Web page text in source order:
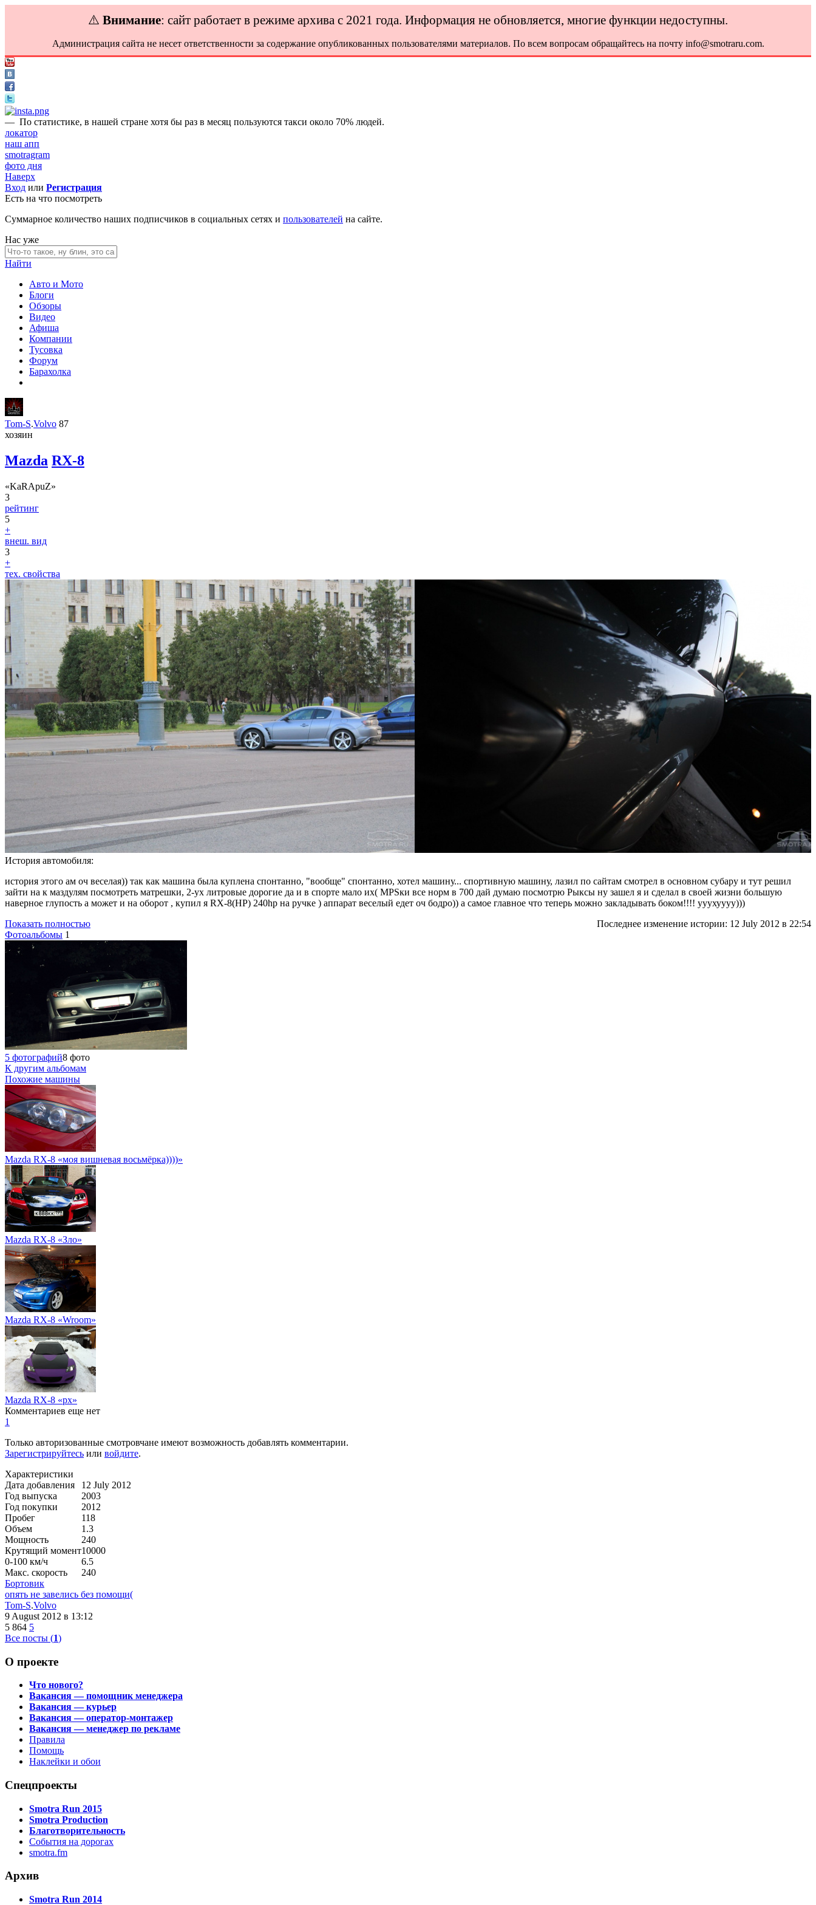
⚠️ Внимание: сайт работает в режиме архива с 2021 года. Информация не обновляется, многие функции недоступны.
Администрация сайта не несет ответственности за содержание опубликованных пользователями материалов. По всем вопросам обращайтесь на почту info@smotraru.com.
— По статистике, в нашей стране хотя бы раз в месяц пользуются такси около 70% людей.
локатор
наш апп
smotragram
фото дня
Наверх
Вход или Регистрация
Есть на что посмотреть
Суммарное количество наших подписчиков в социальных сетях и пользователей на сайте.
Нас уже
Найти
Авто и Мото
Блоги
Обзоры
Видео
Афиша
Компании
Тусовка
Форум
Барахолка
Tom-S.Volvo 87
хозяин
Mazda RX-8
«KaRApuZ»
3
рейтинг
5
+
внеш. вид
3
+
тех. свойства
История автомобиля:
история этого ам оч веселая)) так как машина была куплена спонтанно, "вообще" спонтанно, хотел машину... спортивную машину, лазил по сайтам смотрел в основном субару и тут решил
зайти на к маздулям посмотреть матрешки, 2-ух литровые дорогие да и в спорте мало их( MPSки все норм в 700 дай думаю посмотрю Рыксы ну зашел я и сделал в своей жизни большую
наверное глупость а может и на оборот , купил я RX-8(HP) 240hp на ручке ) аппарат веселый едет оч бодро)) а самое главное что теперь можно закладывать боком!!!! ууухуууу)))
Последнее изменение истории: 12 July 2012 в 22:54
Показать полностью
Фотоальбомы 1
5 фотографий8 фото
К другим альбомам
Похожие машины
Mazda RX-8 «моя вишневая восьмёрка))))»
Mazda RX-8 «Зло»
Mazda RX-8 «Wroom»
Mazda RX-8 «px»
Комментариев еще нет
1
Только авторизованные смотровчане имеют возможность добавлять комментарии.
Зарегистрируйтесь или войдите.
Характеристики
Дата добавления
12 July 2012
Год выпуска
2003
Год покупки
2012
Пробег
118
Объем
1.3
Мощность
240
Крутящий момент10000
0-100 км/ч
6.5
Макс. скорость
240
Бортовик
опять не завелись без помощи(
Tom-S.Volvo
9 August 2012 в 13:12
5 864 5
Все посты (1)
О проекте
Что нового?
Вакансия — помощник менеджера
Вакансия — курьер
Вакансия — оператор-монтажер
Вакансия — менеджер по рекламе
Правила
Помощь
Наклейки и обои
Спецпроекты
Smotra Run 2015
Smotra Production
Благотворительность
События на дорогах
smotra.fm
Архив
Smotra Run 2014